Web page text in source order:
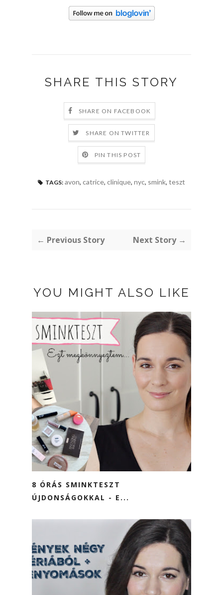
SHARE THIS STORY
SHARE ON FACEBOOK
SHARE ON TWITTER
PIN THIS POST
TAGS: avon, catrice, clinique, nyc, smink, teszt
← Previous Story Next Story →
YOU MIGHT ALSO LIKE
8 ÓRÁS SMINKTESZT
ÚJDONSÁGOKKAL - E...